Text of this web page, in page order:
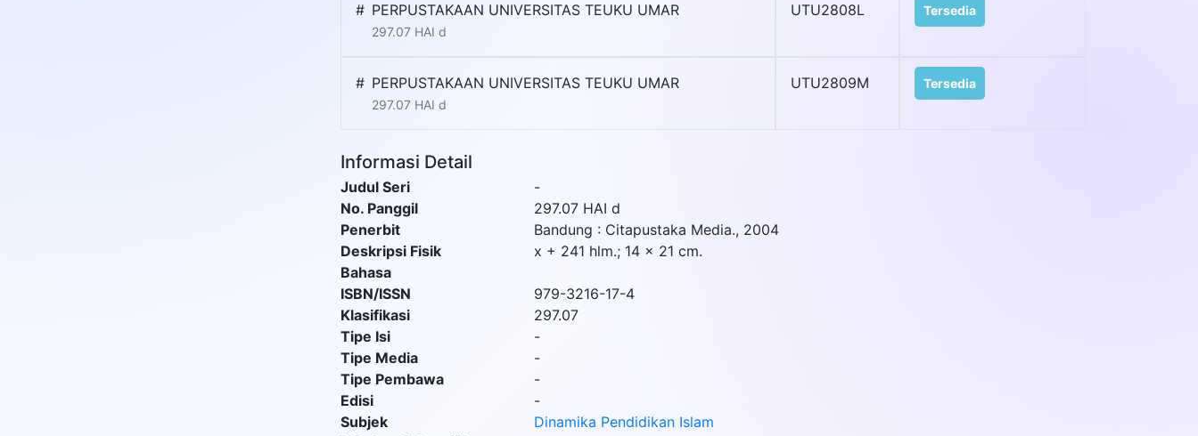
# PERPUSTAKAAN UNIVERSITAS TEUKU UMAR
297.07 HAI d
UTU2808L Tersedia
# PERPUSTAKAAN UNIVERSITAS TEUKU UMAR
297.07 HAI d
UTU2809M Tersedia
Informasi Detail
Judul Seri
-
No. Panggil
297.07 HAI d
Penerbit
Bandung : Citapustaka Media., 2004
Deskripsi Fisik
x + 241 hlm.; 14 x 21 cm.
Bahasa
ISBN/ISSN
979-3216-17-4
Klasifikasi
297.07
Tipe Isi
-
Tipe Media
-
Tipe Pembawa
-
Edisi
-
Subjek
Dinamika Pendidikan Islam